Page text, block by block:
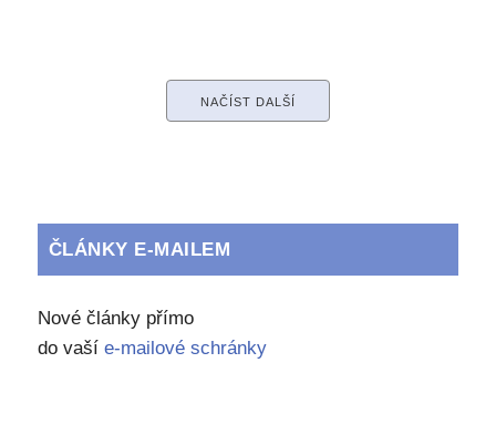
NAČÍST DALŠÍ
ČLÁNKY E-MAILEM
Nové články přímo
do vaší e-mailové schránky